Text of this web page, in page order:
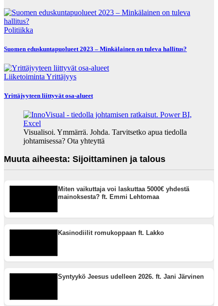
Politiikka
Suomen eduskuntapuolueet 2023 – Minkälainen on tuleva hallitus?
Liiketoiminta Yrittäjyys
Yrittäjyyteen liittyvät osa-alueet
Visualisoi. Ymmärrä. Johda. Tarvitsetko apua tiedolla
johtamisessa? Ota yhteyttä
Muuta aiheesta: Sijoittaminen ja talous
Miten vaikuttaja voi laskuttaa 5000€ yhdestä
mainoksesta? ft. Emmi Lehtomaa
Kasinodiilit romukoppaan ft. Lakko
Syntyykö Jeesus udelleen 2026. ft. Jani Järvinen